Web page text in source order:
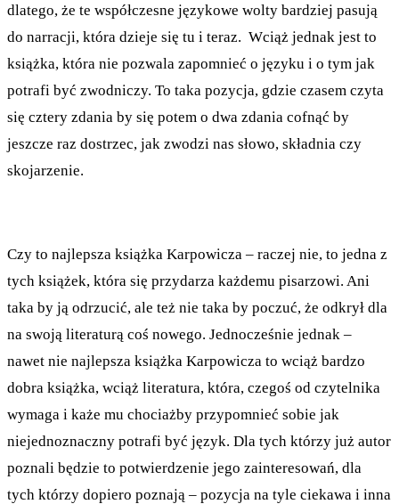
dlatego, że te współczesne językowe wolty bardziej pasują
do narracji, która dzieje się tu i teraz. Wciąż jednak jest to
książka, która nie pozwala zapomnieć o języku i o tym jak
potrafi być zwodniczy. To taka pozycja, gdzie czasem czyta
się cztery zdania by się potem o dwa zdania cofnąć by
jeszcze raz dostrzec, jak zwodzi nas słowo, składnia czy
skojarzenie.
Czy to najlepsza książka Karpowicza – raczej nie, to jedna z
tych książek, która się przydarza każdemu pisarzowi. Ani
taka by ją odrzucić, ale też nie taka by poczuć, że odkrył dla
na swoją literaturą coś nowego. Jednocześnie jednak –
nawet nie najlepsza książka Karpowicza to wciąż bardzo
dobra książka, wciąż literatura, która, czegoś od czytelnika
wymaga i każe mu chociażby przypomnieć sobie jak
niejednoznaczny potrafi być język. Dla tych którzy już autor
poznali będzie to potwierdzenie jego zainteresowań, dla
tych którzy dopiero poznają – pozycja na tyle ciekawa i inna